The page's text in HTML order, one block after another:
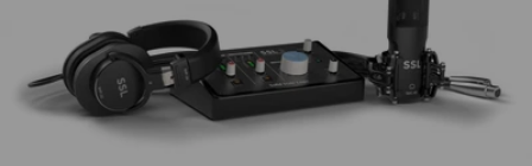
medios 0 en modal